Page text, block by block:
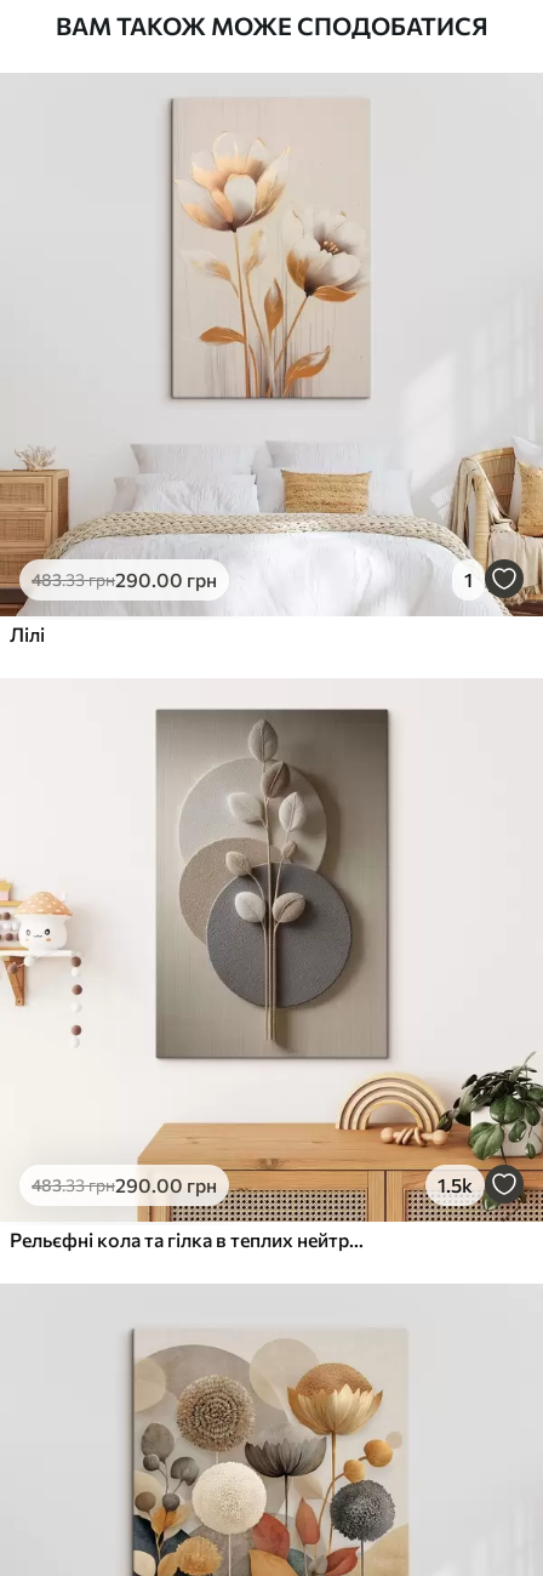
Від290.00грн
Безпечне чорнило без запаху
Поверхня з текстурою полотна
Екологічний матеріал
Яскраві, насичені кольори
Стійкість до вицвітання
✓ Поверхня з текстурою полотна
✗ Екологічний матеріал
Еко-Преміум
.00грн
✓
Поверхня з текстурою полотна
ВАМ ТАКОЖ МОЖЕ СПОДОБАТИСЯ
483.33грн290.00 грн 1
Лілі
483.33грн290.00 грн 1.5k
Рельєфні кола та гілка в теплих нейтральних тонах